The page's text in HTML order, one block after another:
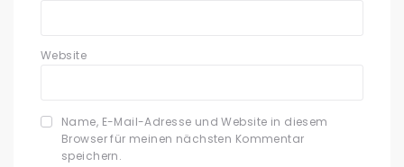
Website
Name, E-Mail-Adresse und Website in diesem
Browser für meinen nächsten Kommentar
speichern.